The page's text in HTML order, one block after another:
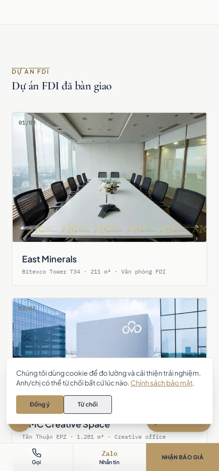
DỰ ÁN FDI
Dự án FDI đã bàn giao
01/03
East Minerals
Bitexco Tower T34 · 211 m² · Văn phòng FDI
02/03
CMC Creative Space
Tân Thuận EPZ · 1.281 m² · Creative office
Gọi
Zalo
Nhắn tin
NHẬN BÁO GIÁ
Anh/chị cần tư vấn thiết kế – thi
công nội thất? Chat với AIC 👋
Chúng tôi dùng cookie để đo lường và cải thiện trải nghiệm.
Anh/chị có thể từ chối bất cứ lúc nào. Chính sách bảo mật.
Đồng ý Từ chối